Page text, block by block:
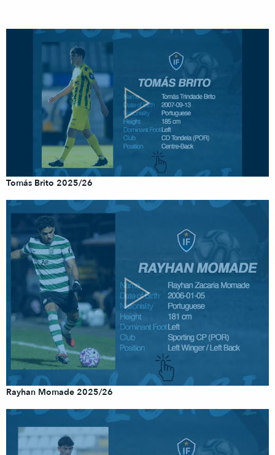
Tomás Brito 2025/26
Rayhan Momade 2025/26